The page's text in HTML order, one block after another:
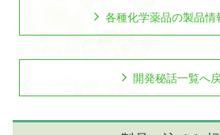
各種化学薬品の製品情
開発秘話一覧へ